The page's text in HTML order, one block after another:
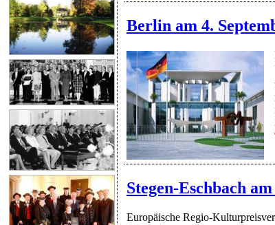
Berlin am 4.
Stegen-Eschbach
Europäische Regio-